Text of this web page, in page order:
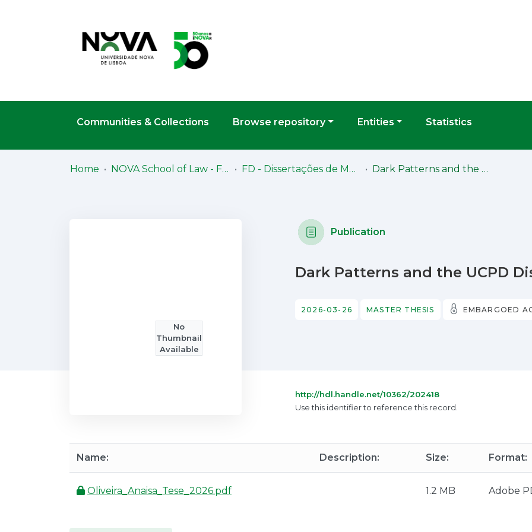
Communities & Collections Browse repository Entities Statistics
Home NOVA School of Law - Faculdade de Direito (NSL-FD) FD - Dissertações de Mestrado Dark Patterns and the UCPD Distortion Test
No
Thumbnail
Available
Publication
Dark Patterns and the UCPD
2026-03-26 MASTER THESIS EMBARGOED
http://hdl.handle.net/10362/202418
Use this identifier to reference this record.
Name: Description: Size: Format:
Oliveira_Anaisa_Tese_2026.pdf 1.2 MB Adobe